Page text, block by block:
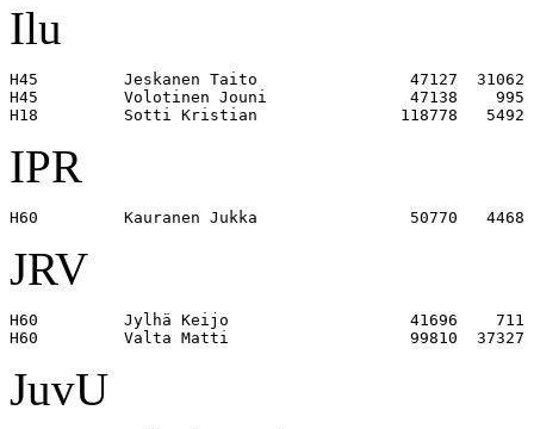
Ilu
H45         Jeskanen Taito                47127  31062
H45         Volotinen Jouni               47138    995
IPR
JRV
H60         Jylhä Keijo                   41696    711
JuvU